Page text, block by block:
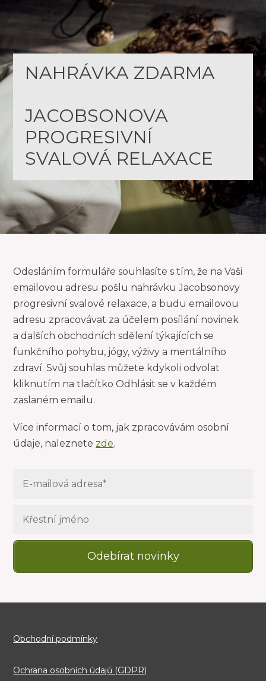
NAHRÁVKA ZDARMA
JACOBSONOVA
PROGRESIVNÍ
SVALOVÁ RELAXACE
Odesláním formuláře souhlasíte s tím, že na Vaši
emailovou adresu pošlu nahrávku Jacobsonovy
progresivní svalové relaxace, a budu emailovou
adresu zpracovávat za účelem posílání novinek
a dalších obchodních sdělení týkajících se
funkčního pohybu, jógy, výživy a mentálního
zdraví. Svůj souhlas můžete kdykoli odvolat
kliknutím na tlačítko Odhlásit se v každém
zaslaném emailu.
Více informací o tom, jak zpracovávám osobní
údaje, naleznete zde.
Odebírat novinky
Obchodní podmínky
Ochrana osobních údajů (GDPR)